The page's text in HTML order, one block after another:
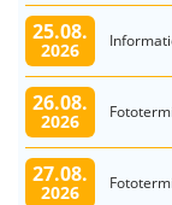
25.08.
2026
26.08.
2026
27.08.
2026